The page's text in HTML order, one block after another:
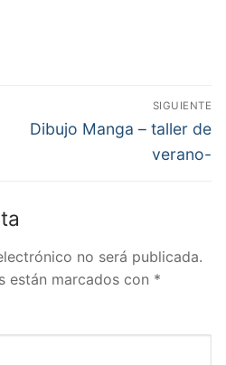
SIGUIENTE
Entrada
Dibujo Manga – taller de
verano-
no será publicada.
están marcados con *